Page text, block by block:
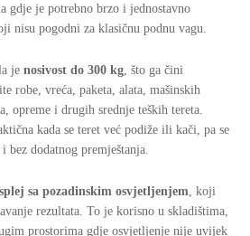
gdje je potrebno brzo i jednostavno
nisu pogodni za klasičnu podnu vagu.
je nosivost do 300 kg, što ga čini
robe, vreća, paketa, alata, mašinskih
opreme i drugih srednje teških tereta.
kada se teret već podiže ili kači, pa se
bez dodatnog premještanja.
sa pozadinskim osvjetljenjem, koji
rezultata. To je korisno u skladištima,
prostorima gdje osvjetljenje nije uvijek